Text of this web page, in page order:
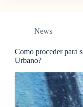
News
Como proceder para
Urbano?